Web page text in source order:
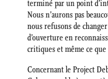
terminé par un point
Nous n’aurons pas
nous refusons de
d’ouverture en
critiques et même ce que
Concernant le Project